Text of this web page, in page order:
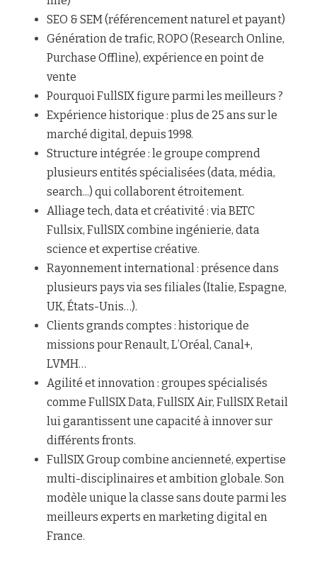
SEO & SEM (référencement naturel et payant)
Génération de trafic, ROPO (Research Online,
Purchase Offline), expérience en point de
vente
Pourquoi FullSIX figure parmi les meilleurs ?
Expérience historique : plus de 25 ans sur le
marché digital, depuis 1998.
Structure intégrée : le groupe comprend
plusieurs entités spécialisées (data, média,
search...) qui collaborent étroitement.
Alliage tech, data et créativité : via BETC
Fullsix, FullSIX combine ingénierie, data
science et expertise créative.
Rayonnement international : présence dans
plusieurs pays via ses filiales (Italie, Espagne,
UK, États-Unis…).
Clients grands comptes : historique de
missions pour Renault, L’Oréal, Canal+,
LVMH…
Agilité et innovation : groupes spécialisés
comme FullSIX Data, FullSIX Air, FullSIX Retail
lui garantissent une capacité à innover sur
différents fronts.
FullSIX Group combine ancienneté, expertise
multi-disciplinaires et ambition globale. Son
modèle unique la classe sans doute parmi les
meilleurs experts en marketing digital en
France.